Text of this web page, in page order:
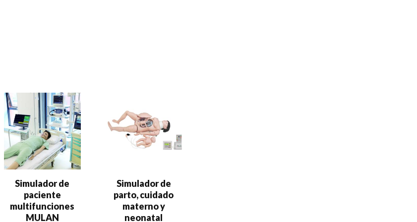
Simulador de
paciente
multifunciones
MULAN
Simulador de
parto, cuidado
materno y
neonatal